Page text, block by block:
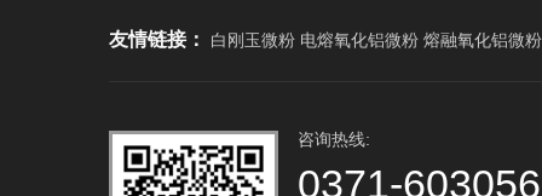
友情链接： 白刚玉微粉 电熔氧化铝微粉 熔融氧化铝微粉
咨询热线:
0371-